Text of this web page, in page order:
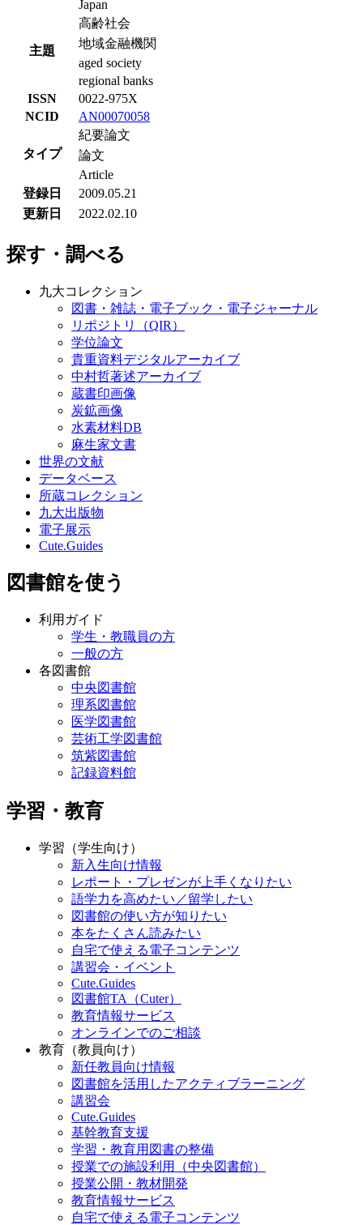
Japan
主題
高齢社会
地域金融機関
aged society
regional banks
ISSN
0022-975X
NCID
AN00070058
タイプ
紀要論文
論文
Article
登録日
2009.05.21
更新日
2022.02.10
探す・調べる
九大コレクション
図書・雑誌・電子ブック・電子ジャーナル
リポジトリ（QIR）
学位論文
貴重資料デジタルアーカイブ
中村哲著述アーカイブ
蔵書印画像
炭鉱画像
水素材料DB
麻生家文書
世界の文献
データベース
所蔵コレクション
九大出版物
電子展示
Cute.Guides
図書館を使う
利用ガイド
学生・教職員の方
一般の方
各図書館
中央図書館
理系図書館
医学図書館
芸術工学図書館
筑紫図書館
記録資料館
学習・教育
学習（学生向け）
新入生向け情報
レポート・プレゼンが上手くなりたい
語学力を高めたい／留学したい
図書館の使い方が知りたい
本をたくさん読みたい
自宅で使える電子コンテンツ
講習会・イベント
Cute.Guides
図書館TA（Cuter）
教育情報サービス
オンラインでのご相談
教育（教員向け）
新任教員向け情報
図書館を活用したアクティブラーニング
講習会
Cute.Guides
基幹教育支援
学習・教育用図書の整備
授業での施設利用（中央図書館）
授業公開・教材開発
教育情報サービス
自宅で使える電子コンテンツ